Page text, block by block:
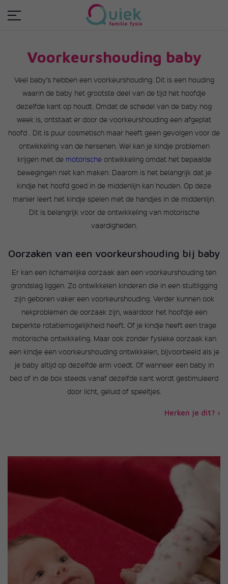
Voorkeurshouding baby
Veel baby’s hebben een voorkeurshouding. Dit is een houding
waarin de baby het grootste deel van de tijd het hoofdje
dezelfde kant op houdt. Omdat de schedel van de baby nog
week is, ontstaat er door de voorkeurshouding een afgeplat
hoofd . Dit is puur cosmetisch maar heeft geen gevolgen voor de
ontwikkeling van de hersenen. Wel kan je kindje problemen
krijgen met de motorischeontwikkeling omdat het bepaalde
bewegingen niet kan maken. Daarom is het belangrijk dat je
kindje het hoofd goed in de middenlijn kan houden. Op deze
manier leert het kindje spelen met de handjes in de middenlijn.
Dit is belangrijk voor de ontwikkeling van motorische
vaardigheden.
Oorzaken van een voorkeurshouding bij baby
Er kan een lichamelijke oorzaak aan een voorkeurshouding ten
grondslag liggen. Zo ontwikkelen kinderen die in een stuitligging
zijn geboren vaker een voorkeurshouding. Verder kunnen ook
nekproblemen de oorzaak zijn, waardoor het hoofdje een
beperkte rotatiemogelijkheid heeft. Of je kindje heeft een trage
motorische ontwikkeling. Maar ook zonder fysieke oorzaak kan
een kindje een voorkeurshouding ontwikkelen, bijvoorbeeld als je
je baby altijd op dezelfde arm voedt. Of wanneer een baby in
bed of in de box steeds vanaf dezelfde kant wordt gestimuleerd
door licht, geluid of speeltjes.
Herken je dit? ›